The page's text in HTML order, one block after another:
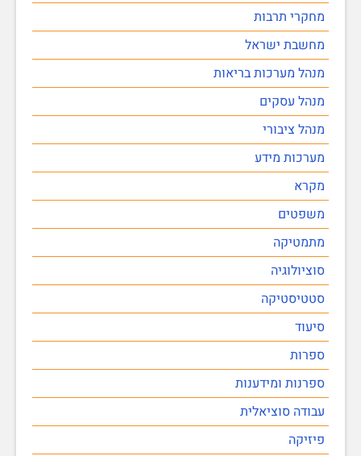
מחקרי תרבות
מחשבת ישראל
מנהל מערכות בריאות
מנהל עסקים
מנהל ציבורי
מערכות מידע
מקרא
משפטים
מתמטיקה
סוציולוגיה
סטטיסטיקה
סיעוד
ספרות
ספרנות ומידענות
עבודה סוציאלית
פיזיקה